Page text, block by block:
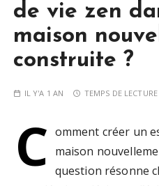
de vie zen
maison
construite ?
IL Y'A 1 AN TEMPS DE
C omment créer un
maison
question résonne